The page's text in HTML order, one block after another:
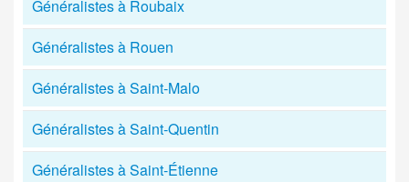
Généralistes à Roubaix
Généralistes à Rouen
Généralistes à Saint-Malo
Généralistes à Saint-Quentin
Généralistes à Saint-Étienne